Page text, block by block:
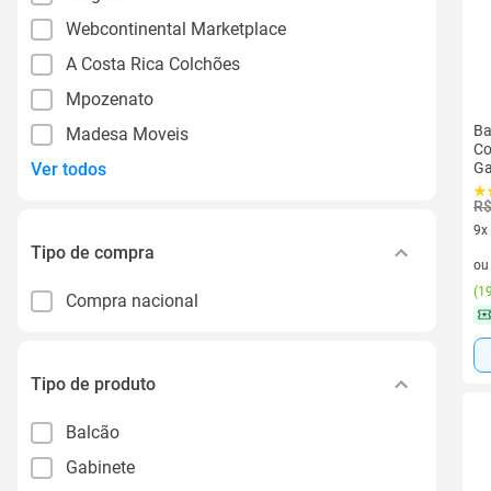
Webcontinental Marketplace
A Costa Rica Colchões
Mpozenato
Madesa Moveis
Ver todos
Tipo de compra
Compra nacional
Tipo de produto
Balcão
Gabinete
9x
9
ou
(